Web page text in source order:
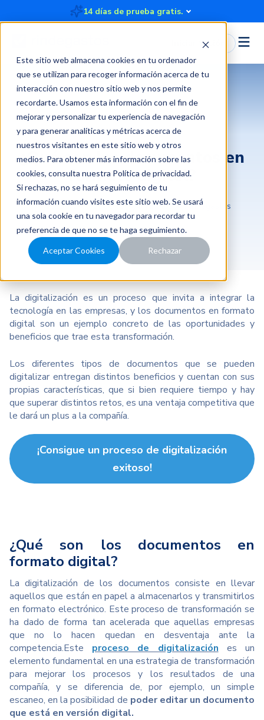
Este sitio web almacena cookies en tu ordenador
que se utilizan para recoger información acerca de tu
interacción con nuestro sitio web y nos permite
recordarte. Usamos esta información con el fin de
mejorar y personalizar tu experiencia de navegación
y para generar analíticas y métricas acerca de
nuestros visitantes en este sitio web y otros
medios. Para obtener más información sobre las
cookies, consulta nuestra Política de privacidad.
Si rechazas, no se hará seguimiento de tu
información cuando visites este sitio web. Se usará
una sola cookie en tu navegador para recordar tu
preferencia de que no se te haga seguimiento.
Aceptar Cookies Rechazar
14 días de prueba gratis.
Iniciar Sesión
Transformación digital
¿Qué son los documentos en
formato digital?
2023-02-03 10:00:00 4 minutos Rindegastos
La digitalización es un proceso que invita a integrar la
tecnología en las empresas, y los documentos en formato
digital son un ejemplo concreto de las oportunidades y
beneficios que trae esta transformación.
Los diferentes tipos de documentos que se pueden
digitalizar entregan distintos beneficios y cuentan con sus
propias características, que si bien requiere tiempo y hay
que superar distintos retos, es una ventaja competitiva que
le dará un plus a la compañía.
¡Consigue un proceso de digitalización
exitoso!
¿Qué son los documentos en
formato digital?
La digitalización de los documentos consiste en llevar
aquellos que están en papel a almacenarlos y transmitirlos
en formato electrónico. Este proceso de transformación se
ha dado de forma tan acelerada que aquellas empresas
que no lo hacen quedan en desventaja ante la
competencia.Este proceso de digitalización es un
elemento fundamental en una estrategia de transformación
para mejorar los procesos y los resultados de una
compañía, y se diferencia de, por ejemplo, un simple
escaneo, en la posibilidad de poder editar un documento
que está en versión digital.